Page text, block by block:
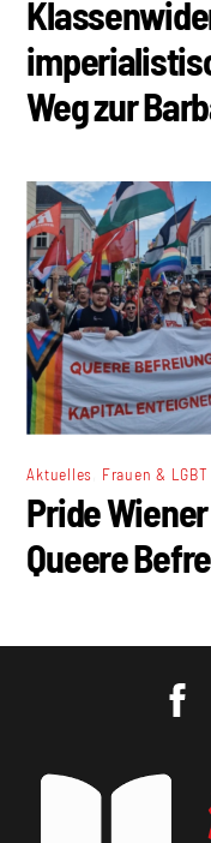
Weg zur
Aktuelles Frauen & LGBT
Pride
Queere